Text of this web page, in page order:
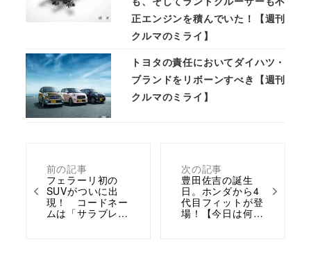
前の記事
フェラーリ初の
SUVがついに出
現！ コードネー
ムは「サラブレ…
次の記事
豊田佐吉の誕生
日。ホンダから4
代目フィットが登
場！【今日は何…
正エンジンを積んでいた！【週刊
クルマのミライ】
トヨタの責任においてダイハツ・
ブランドをリボーンすべき【週刊
クルマのミライ】